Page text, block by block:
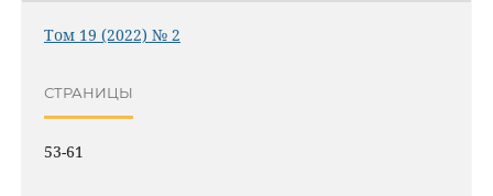
Том 19 (2022) № 2
СТРАНИЦЫ
53-61